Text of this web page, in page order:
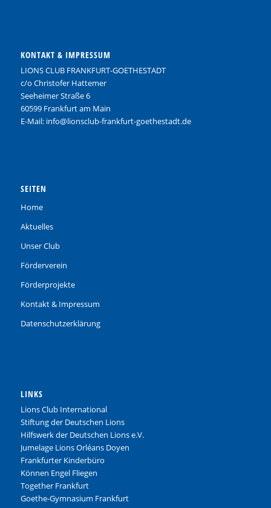
KONTAKT & IMPRESSUM
LIONS CLUB FRANKFURT-GOETHESTADT
c/o Christofer Hattemer
Seeheimer Straße 6
60599 Frankfurt am Main
E-Mail: info@lionsclub-frankfurt-goethestadt.de
SEITEN
Home
Aktuelles
Unser Club
Förderverein
Förderprojekte
Kontakt & Impressum
Datenschutzerklärung
LINKS
Lions Club International
Stiftung der Deutschen Lions
Hilfswerk der Deutschen Lions e.V.
Jumelage Lions Orléans Doyen
Frankfurter Kinderbüro
Können Engel Fliegen
Together Frankfurt
Goethe-Gymnasium Frankfurt